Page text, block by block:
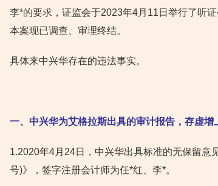
李*的要求，证监会于2023年4月11日举行了听
本案现已调查、审理终结。
具体来中兴华存在的违法事实。
一、中兴华为艾格拉斯出具的审计报告，存虚
1.2020年4月24日，中兴华出具标准的无保留意
号)》，签字注册会计师为任*红、李*。